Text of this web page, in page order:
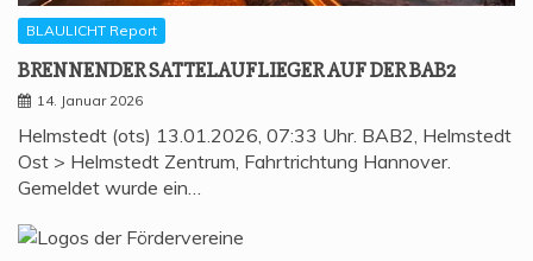
BLAULICHT Report
BREN­NEN­DER SAT­TEL­AUF­LIE­GER AUF DER BAB2
14. Januar 2026
Helmstedt (ots) 13.01.2026, 07:33 Uhr. BAB2, Helmstedt
Ost > Helmstedt Zentrum, Fahrtrichtung Hannover.
Gemeldet wurde ein…